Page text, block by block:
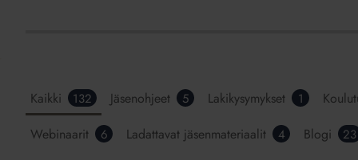
Kaikki 132 Jäsenohjeet 5 Lakikysymykset 1
Webinaarit 6 Ladattavat jäsenmateriaalit 4 Blogi 23